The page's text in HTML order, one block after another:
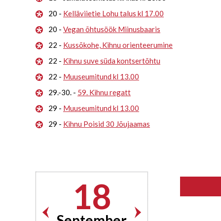
20 - Kelläviietie Lohu talus kl 17.00
20 - Vegan õhtusöök Miinusbaaris
22 - Kussõkohe, Kihnu orienteerumine
22 - Kihnu suve süda kontsertõhtu
22 - Muuseumitund kl 13.00
29.-30. - 59. Kihnu regatt
29 - Muuseumitund kl 13.00
29 - Kihnu Poisid 30 Jõujaamas
18